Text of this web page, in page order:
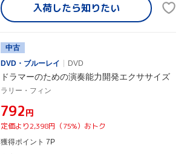
入荷したら知りたい
中古
DVD・ブルーレイ
DVD
ドラマーのための演奏能力開発エクササイズ
ラリー・フィン
¥792円
定価より2,398円（75%）おトク
獲得ポイント 7P